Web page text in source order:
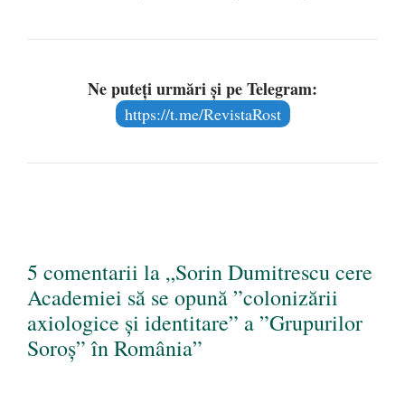
Ne puteți urmări și pe Telegram:
https://t.me/RevistaRost
5 comentarii la „Sorin Dumitrescu cere
Academiei să se opună ”colonizării
axiologice și identitare” a ”Grupurilor
Soroș” în România”